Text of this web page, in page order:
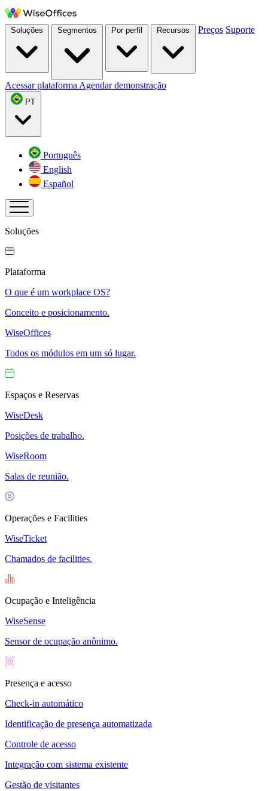
Soluções Segmentos Por perfil Recursos Preços Suporte
Acessar plataforma Agendar demonstração
PT
Português
English
Español
Soluções
Plataforma
O que é um workplace OS?
Conceito e posicionamento.
WiseOffices
Todos os módulos em um só lugar.
Espaços e Reservas
WiseDesk
Posições de trabalho.
WiseRoom
Salas de reunião.
Operações e Facilities
WiseTicket
Chamados de facilities.
Ocupação e Inteligência
WiseSense
Sensor de ocupação anônimo.
Presença e acesso
Check-in automático
Identificação de presença automatizada
Controle de acesso
Integração com sistema existente
Gestão de visitantes